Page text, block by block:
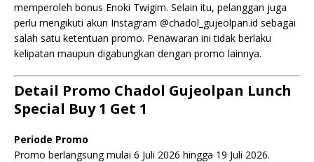
memperoleh bonus Enoki Twigim. Selain itu, pelanggan juga
perlu mengikuti akun Instagram @chadol_gujeolpan.id sebagai
salah satu ketentuan promo. Penawaran ini tidak berlaku
kelipatan maupun digabungkan dengan promo lainnya.
Detail Promo Chadol Gujeolpan Lunch
Special Buy 1 Get 1
Periode Promo
Promo berlangsung mulai 6 Juli 2026 hingga 19 Juli 2026.